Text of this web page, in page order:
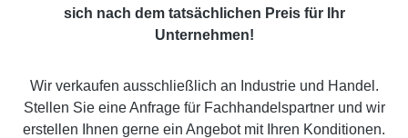
sich nach dem tatsächlichen Preis für Ihr
Unternehmen!
Wir verkaufen ausschließlich an Industrie und Handel.
Stellen Sie eine Anfrage für Fachhandelspartner und wir
erstellen Ihnen gerne ein Angebot mit Ihren Konditionen.